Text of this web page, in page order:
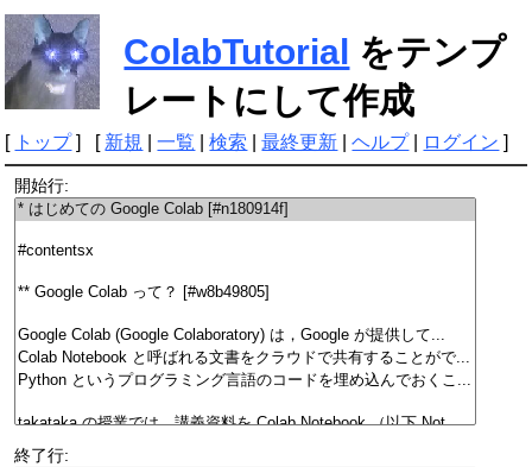
ColabTutorial をテンプ
レートにして作成
[ トップ] [ 新規 |一覧 |検索 |最終更新 |ヘルプ| ログイン ]
開始行:
終了行: